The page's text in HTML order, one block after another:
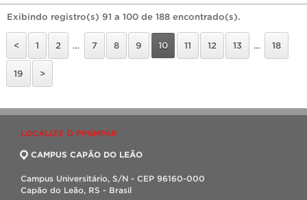
Exibindo registro(s) 91 a 100 de 188 encontrado(s).
< 1 2 … 7 8 9 10 11 12 13 … 18
19 >
LOCALIZE O PPGMPAR
CAMPUS CAPÃO DO LEÃO
Campus Universitário, S/N - CEP 96160-000
Capão do Leão, RS - Brasil